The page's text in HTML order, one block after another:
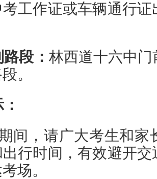
工作证或车辆通行
段： 林西道十六中
。
间，请广大考生和家
行时间，有效避开
场。